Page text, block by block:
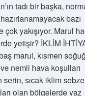
tadı bir başka,
bazı
çok yakışıyor. Marul
yetişir? İKLİM
marul, kısmen
ve nemli hava koşulları
serin, sıcak iklim
olan bölgelerde yaz